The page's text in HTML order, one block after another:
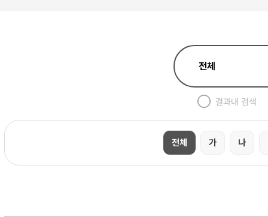
결과내 검색
전체 가 나